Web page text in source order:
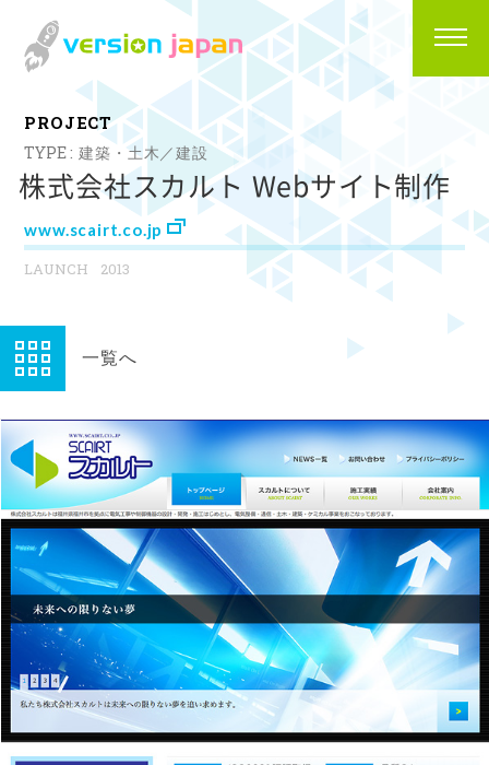
PROJECT
建築・土木／建設
株式会社スカルト Webサイト制作
www.scairt.co.jp
2013
一覧へ